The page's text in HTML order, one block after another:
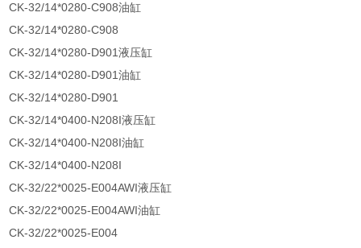
CK-32/14*0280-C908油缸
CK-32/14*0280-C908
CK-32/14*0280-D901液压缸
CK-32/14*0280-D901油缸
CK-32/14*0280-D901
CK-32/14*0400-N208I液压缸
CK-32/14*0400-N208I油缸
CK-32/14*0400-N208I
CK-32/22*0025-E004AWI液压缸
CK-32/22*0025-E004AWI油缸
CK-32/22*0025-E004